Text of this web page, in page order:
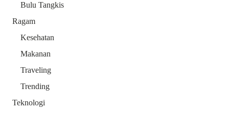
Bulu Tangkis
Ragam
Kesehatan
Makanan
Traveling
Trending
Teknologi